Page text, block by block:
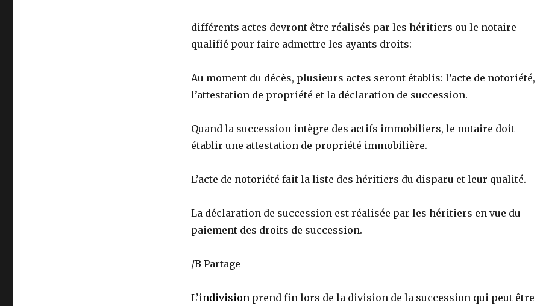
différents actes devront être réalisés par les héritiers ou le notaire
qualifié pour faire admettre les ayants droits:
Au moment du décès, plusieurs actes seront établis: l’acte de notoriété,
l’attestation de propriété et la déclaration de succession.
Quand la succession intègre des actifs immobiliers, le notaire doit
établir une attestation de propriété immobilière.
L’acte de notoriété fait la liste des héritiers du disparu et leur qualité.
La déclaration de succession est réalisée par les héritiers en vue du
paiement des droits de succession.
/B Partage
L’indivision prend fin lors de la division de la succession qui peut être